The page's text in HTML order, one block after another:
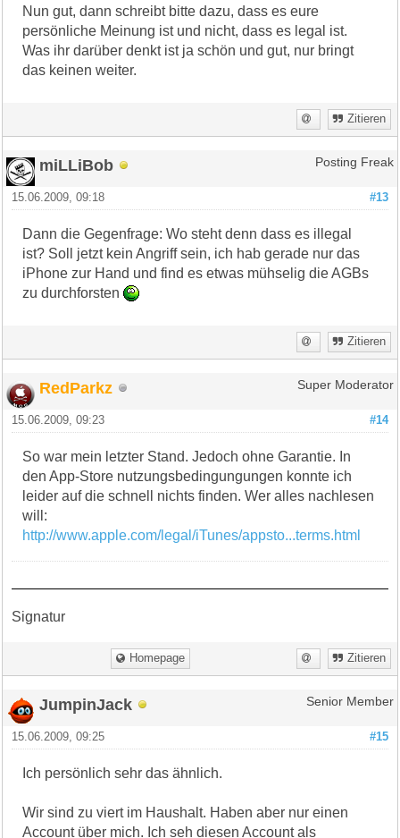
Nun gut, dann schreibt bitte dazu, dass es eure
persönliche Meinung ist und nicht, dass es legal ist.
Was ihr darüber denkt ist ja schön und gut, nur bringt
das keinen weiter.
Zitieren
miLLiBob Posting Freak
#13
15.06.2009, 09:18
Dann die Gegenfrage: Wo steht denn dass es illegal
ist? Soll jetzt kein Angriff sein, ich hab gerade nur das
iPhone zur Hand und find es etwas mühselig die AGBs
zu durchforsten
Zitieren
RedParkz Super Moderator
#14
15.06.2009, 09:23
So war mein letzter Stand. Jedoch ohne Garantie. In
den App-Store nutzungsbedingungungen konnte ich
leider auf die schnell nichts finden. Wer alles nachlesen
will:
http://www.apple.com/legal/iTunes/appsto...terms.html
Signatur
Homepage Zitieren
JumpinJack Senior Member
#15
15.06.2009, 09:25
Ich persönlich sehr das ähnlich.
Wir sind zu viert im Haushalt. Haben aber nur einen
Account über mich. Ich seh diesen Account als